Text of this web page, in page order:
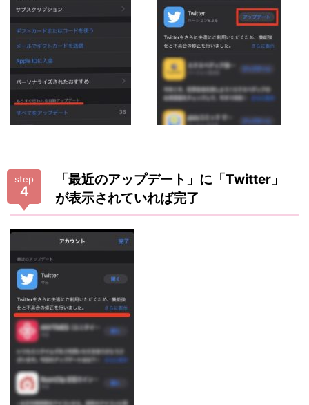
step
４
「最近のアップデート」に「Twitter」
が表示されていれば完了